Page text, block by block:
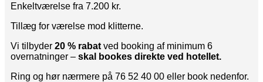
Enkeltværelse fra 7.200 kr.
Tillæg for værelse mod klitterne.
Vi tilbyder 20 % rabat ved booking af minimum 6
overnatninger – skal bookes direkte ved hotellet.
Ring og hør nærmere på 76 52 40 00 eller book nedenfor.